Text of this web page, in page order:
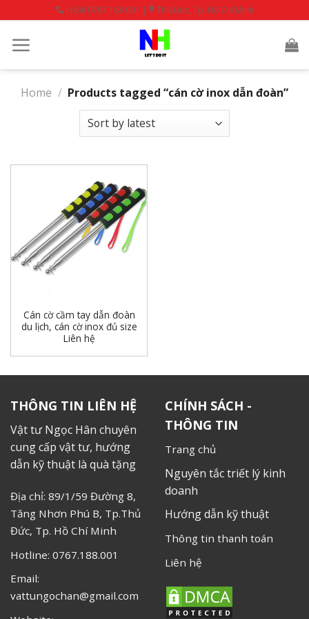
to
content
(+84) 0767 188 001 | Thủ Đức, Tp. Hồ Chí Minh
Home / Products tagged “cán cờ inox dẫn đoàn”
Cán cờ cầm tay dẫn đoàn
du lịch, cán cờ inox đủ size
Liên hệ
THÔNG TIN LIÊN HỆ
Vật tư Ngọc Hân chuyên
cung cấp vật tư, hướng
dẫn kỹ thuật là quà tặng
Địa chỉ: 89/1/59 Đường 8,
Tăng Nhơn Phú B, Tp.Thủ
Đức, Tp. Hồ Chí Minh
Hotline: 0767.188.001
Email:
vattungochan@gmail.com
CHÍNH SÁCH -
THÔNG TIN
Trang chủ
Nguyên tắc triết lý kinh
doanh
Hướng dẫn kỹ thuật
Thông tin thanh toán
Liên hệ